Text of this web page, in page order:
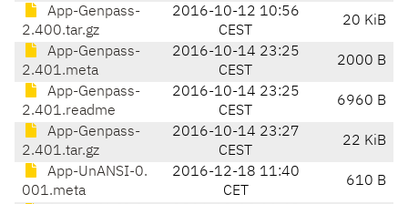
App-Genpass-
2.400.tar.gz
2016-10-12 10:56
CEST
20 KiB
App-Genpass-
2.401.meta
2016-10-14 23:25
CEST
2000 B
App-Genpass-
2.401.readme
2016-10-14 23:25
CEST
6960 B
App-Genpass-
2.401.tar.gz
2016-10-14 23:27
CEST
22 KiB
App-UnANSI-0.
001.meta
2016-12-18 11:40
CET
610 B